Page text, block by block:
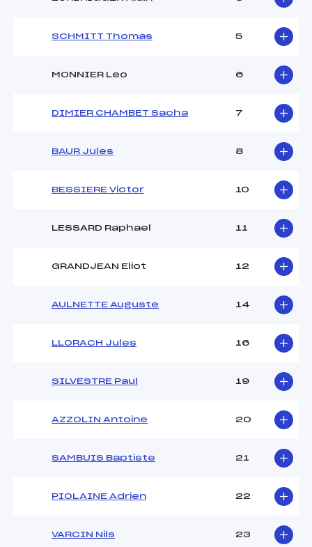
SCHMITT Thomas 5
MONNIER Leo 6
DIMIER CHAMBET Sacha 7
BAUR Jules 8
BESSIERE Victor 10
LESSARD Raphael 11
GRANDJEAN Eliot 12
AULNETTE Auguste 14
LLORACH Jules 16
SILVESTRE Paul 19
AZZOLIN Antoine 20
SAMBUIS Baptiste 21
PIOLAINE Adrien 22
VARCIN Nils 23